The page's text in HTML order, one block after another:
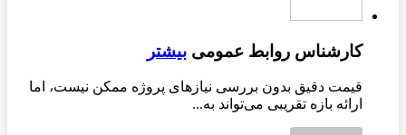
کارشناس روابط عمومی بیشتر
قیمت دقیق بدون بررسی نیازهای پروژه ممکن نیست، اما
ارائه بازه تقریبی می‌تواند به...